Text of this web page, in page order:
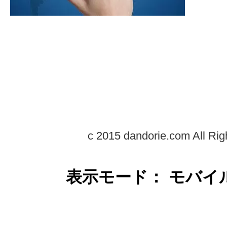
c 2015 dandorie.com All
表示モード： モバ